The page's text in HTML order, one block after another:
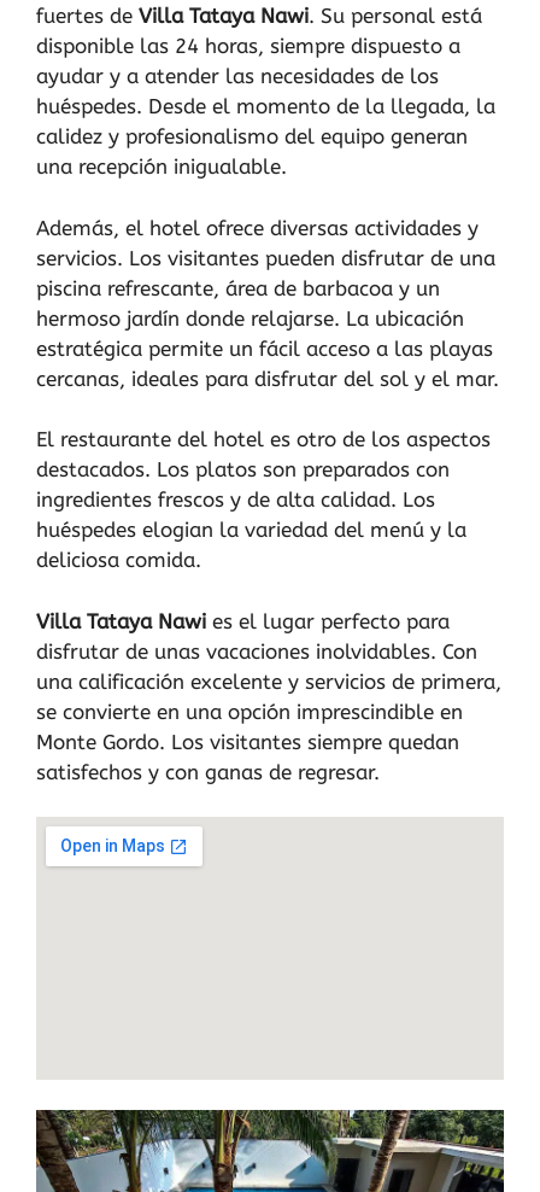
fuertes de Villa Tataya Nawi. Su personal está
disponible las 24 horas, siempre dispuesto a
ayudar y a atender las necesidades de los
huéspedes. Desde el momento de la llegada, la
calidez y profesionalismo del equipo generan
una recepción inigualable.
Además, el hotel ofrece diversas actividades y
servicios. Los visitantes pueden disfrutar de una
piscina refrescante, área de barbacoa y un
hermoso jardín donde relajarse. La ubicación
estratégica permite un fácil acceso a las playas
cercanas, ideales para disfrutar del sol y el mar.
El restaurante del hotel es otro de los aspectos
destacados. Los platos son preparados con
ingredientes frescos y de alta calidad. Los
huéspedes elogian la variedad del menú y la
deliciosa comida.
Villa Tataya Nawi es el lugar perfecto para
disfrutar de unas vacaciones inolvidables. Con
una calificación excelente y servicios de primera,
se convierte en una opción imprescindible en
Monte Gordo. Los visitantes siempre quedan
satisfechos y con ganas de regresar.